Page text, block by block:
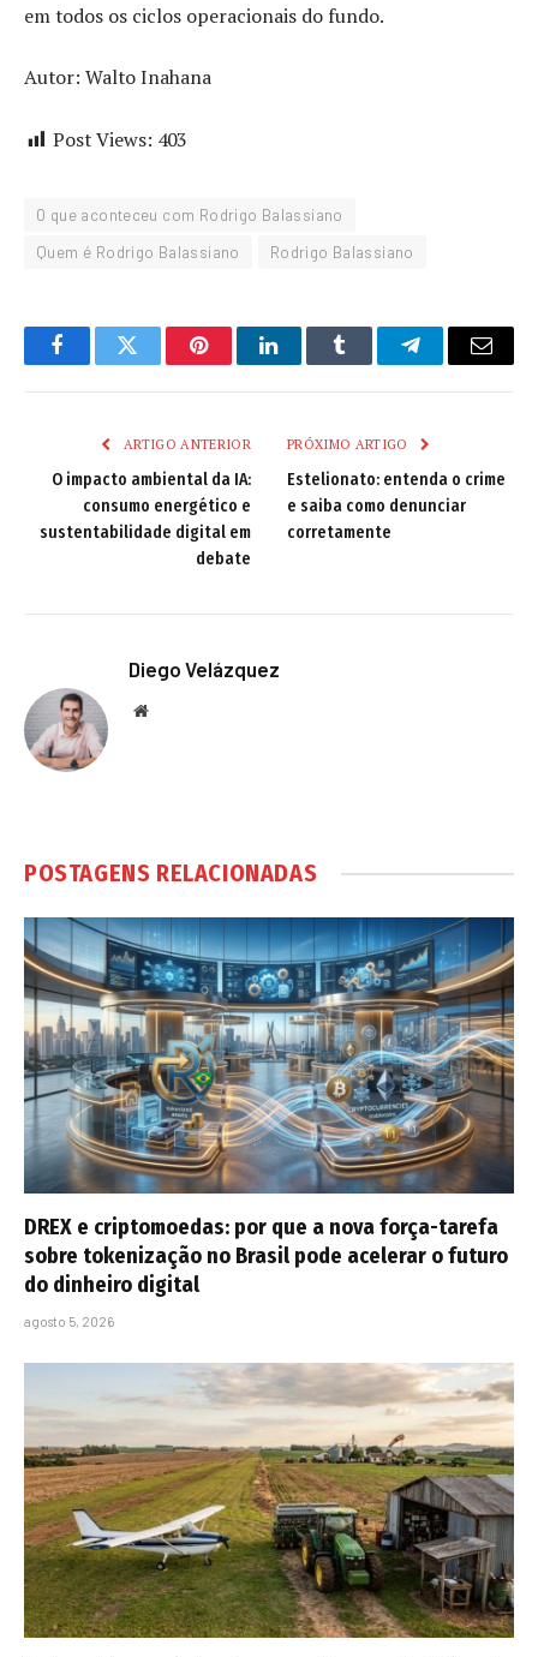
em todos os ciclos operacionais do fundo.
Autor: Walto Inahana
Post Views: 403
O que aconteceu com Rodrigo Balassiano
Quem é Rodrigo Balassiano
Rodrigo Balassiano
FacebookTwitter PinterestLinkedInTumblr TelegramEmail
ARTIGO ANTERIOR
O impacto ambiental da IA:
consumo energético e
sustentabilidade digital em
debate
PRÓXIMO ARTIGO
Estelionato: entenda o crime
e saiba como denunciar
corretamente
Diego Velázquez
Website
POSTAGENS RELACIONADAS
DREX e criptomoedas: por que a nova força-tarefa
sobre tokenização no Brasil pode acelerar o futuro
do dinheiro digital
agosto 5, 2026